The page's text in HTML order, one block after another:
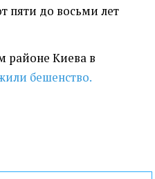
пяти до восьми лет
районе Киева в
бешенство.